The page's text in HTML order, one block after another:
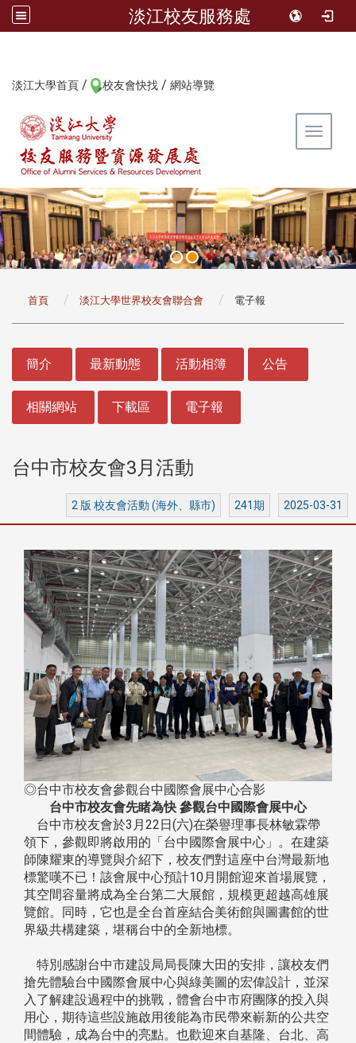
淡江校友服務處
淡江大學首頁 / 校友會快找 / 網站導覽
Toggle
首頁 淡江大學世界校友會聯合會 電子報
簡介 最新動態 活動相簿 公告
相關網站 下載區 電子報
台中市校友會3月活動
2 版 校友會活動 (海外、縣市) 241期 2025-03-31
◎台中市校友會參觀台中國際會展中心合影
台中市校友會先睹為快 參觀台中國際會展中心
台中市校友會於3月22日(六)在榮譽理事長林敏霖帶
領下，參觀即將啟用的「台中國際會展中心」。在建築
師陳耀東的導覽與介紹下，校友們對這座中台灣最新地
標驚嘆不已！該會展中心預計10月開館迎來首場展覽，
其空間容量將成為全台第二大展館，規模更超越高雄展
覽館。同時，它也是全台首座結合美術館與圖書館的世
界級共構建築，堪稱台中的全新地標。
特別感謝台中市建設局局長陳大田的安排，讓校友們
搶先體驗台中國際會展中心與綠美圖的宏偉設計，並深
入了解建設過程中的挑戰，體會台中市府團隊的投入與
用心，期待這些設施啟用後能為市民帶來嶄新的公共空
間體驗，成為台中的亮點。也歡迎來自基隆、台北、高